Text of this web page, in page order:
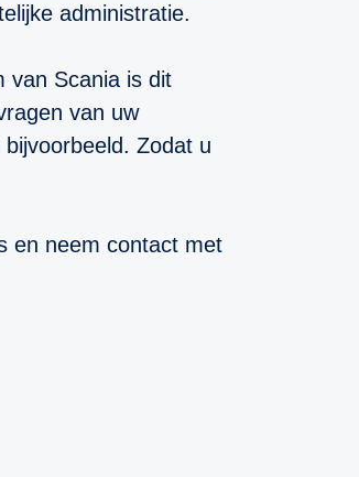
administratie.
van Scania is dit
van uw
Zodat u
en neem contact met